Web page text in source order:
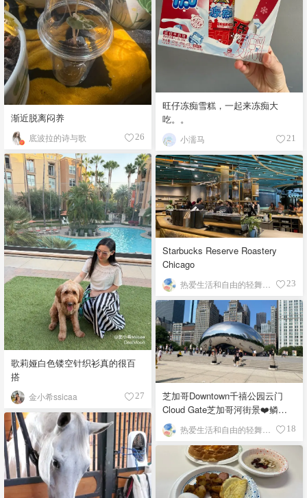
旺仔冻痴雪糕，一起来冻痴大
吃。。
小濡马 21
渐近脱离闷养
底波拉的诗与歌 26
歌莉娅白色镂空针织衫真的很百
搭
金小希ssicaa 27
Starbucks Reserve Roastery
Chicago
23
芝加哥Downtown千禧公园云门
Cloud Gate芝加哥河街景❤️鳞次
栉比的高楼
18